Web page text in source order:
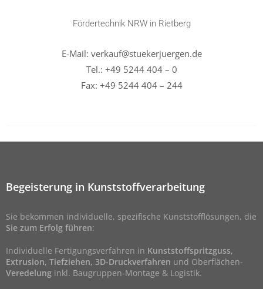
Fördertechnik NRW in Rietberg
E-Mail: verkauf@stuekerjuergen.de
Tel.: +49 5244 404 – 0
Fax: +49 5244 404 – 244
Begeisterung in Kunststoffverarbeitung
Sie bekommen individuelle, spezifische Kunststofflösungen, die
Sie zum Erfolg führen:
Individuelle Fertigungsverfahren in Kunststoffspritzguss,
Extrusion, Tiefziehen, 3D-Druckverfahren und Oberflächen-
Veredelung inkl. Baugruppen-Montage & Logistik.